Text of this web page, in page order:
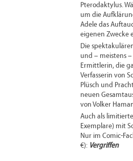
Pterodaktylus.
um die
Adele das
eigenen Zwecke
Die
und – meistens
Ermittlerin, die
Verfasserin von
Plüsch und
neuen
von Volker
Auch als
Exemplare) mit
Nur im Comic-
€): Vergriffen